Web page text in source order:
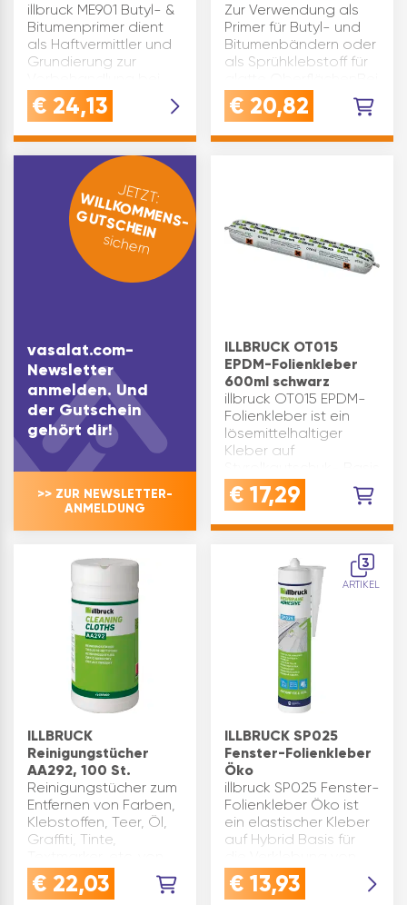
illbruck ME901 Butyl- &
Bitumenprimer dient
als Haftvermittler und
Grundierung zur
der Verarbeitung von
illbruck Butyl- und
Produktvorteile:
optimiert die Haft…
€ 24,13
Zur Verwendung als
Primer für Butyl- und
Bitumenbändern oder
als Sprühklebstoff für
Verwendung als
Sprühkleber beide
einsprühen und gut
€ 20,82
JETZT:
WILLKOMMENS-
GUTSCHEIN
sichern
vasalat.com-
Newsletter
anmelden. Und
der Gutschein
gehört dir!
>> ZUR NEWSLETTER-
ANMELDUNG
ILLBRUCK OT015
EPDM-Folienkleber
600ml schwarz
illbruck OT015 EPDM-
Folienkleber ist ein
lösemittelhaltiger
Kleber auf
und dient zur
Verklebung der illbruck
bauüblichen
Untergründen wie
Beton, Mauerwerk,
€ 17,29
ILLBRUCK
Reinigungstücher
AA292, 100 St.
Reinigungstücher zum
Entfernen von Farben,
Klebstoffen, Teer, Öl,
Graffiti, Tinte,
Untergründen und
Händen. Ideal zur
€ 22,03
3
ARTIKEL
ILLBRUCK SP025
Fenster-Folienkleber
Öko
illbruck SP025 Fenster-
Folienkleber Öko ist
ein elastischer Kleber
auf Hybrid Basis für
illbruck
Fensterfolien.Der
€ 13,93